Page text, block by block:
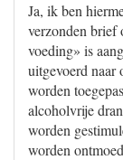
Ja, ik ben
verzonden brief
voeding» is
uitgevoerd naar
worden
alcoholvrije
worden
worden